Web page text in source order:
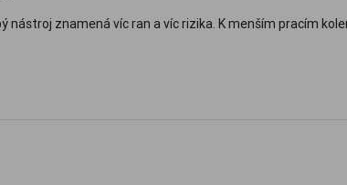
znamená víc ran a víc rizika. K menším pracím